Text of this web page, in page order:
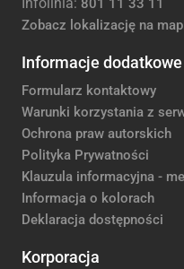
801 11 33 11
Zobacz lokalizację na
Informacje dodatkowe
Formularz kontaktowy
Warunki korzystania z
Ochrona praw autorskich
Polityka Prywatności
Klauzula informacyjna -
Informacja o kolorach
Deklaracja dostępności
Korporacja